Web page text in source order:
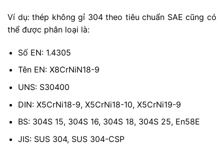
Ví dụ: thép không gỉ 304 theo tiêu chuẩn SAE cũng có
thể được phân loại là:
Số EN: 1.4305
Tên EN: X8CrNiN18-9
UNS: S30400
DIN: X5CrNi18-9, X5CrNi18-10, X5CrNi19-9
BS: 304S 15, 304S 16, 304S 18, 304S 25, En58E
JIS: SUS 304, SUS 304-CSP